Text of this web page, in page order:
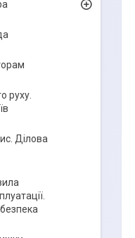
руху.
Ділова